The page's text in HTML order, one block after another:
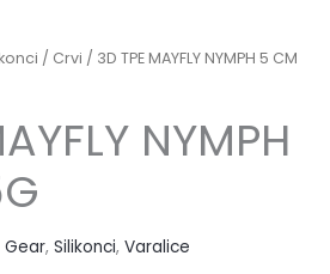
/ Crvi / 3D TPE MAYFLY NYMPH 5 CM
NYMPH
Gear, Silikonci, Varalice